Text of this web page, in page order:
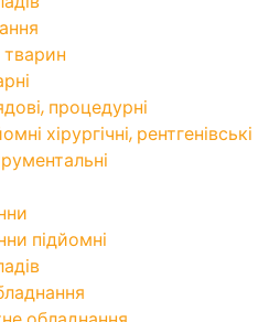
процедурні
хірургічні, рентгенівські
підйомні